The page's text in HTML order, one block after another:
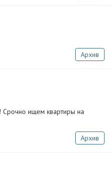
Архив
ищем квартиры на
Архив